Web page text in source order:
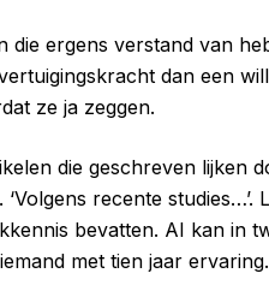
die ergens verstand van
dan een
ze ja zeggen.
die geschreven lijken
recente
bevatten. AI kan in
met tien jaar ervaring.